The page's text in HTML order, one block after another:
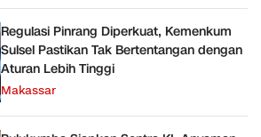
Regulasi Pinrang Diperkuat, Kemenkum
Sulsel Pastikan Tak Bertentangan dengan
Aturan Lebih Tinggi
Makassar